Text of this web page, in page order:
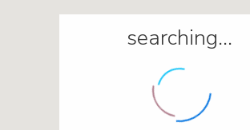
searching...